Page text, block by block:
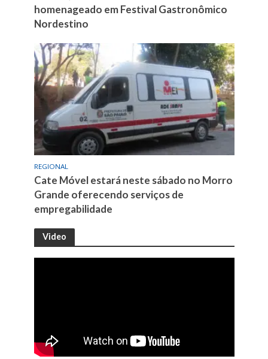
homenageado em Festival Gastronômico
Nordestino
REGIONAL
Cate Móvel estará neste sábado no Morro
Grande oferecendo serviços de
empregabilidade
Video